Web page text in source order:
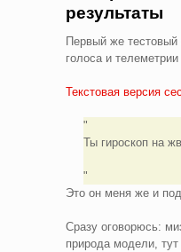
результаты
Первый же тестовый
голоса и
Текстовая версия
Ты гироскоп на
Это он меня же и
Сразу оговорюсь:
природа модели,